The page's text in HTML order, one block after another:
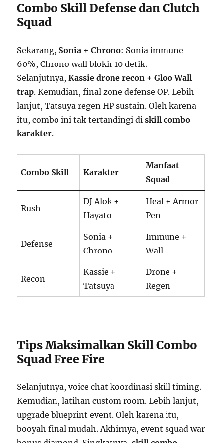
Combo Skill Defense dan Clutch
Squad
Sekarang, Sonia + Chrono: Sonia immune
60%, Chrono wall blokir 10 detik.
Selanjutnya,Kassie drone recon + Gloo Wall
trap. Kemudian, final zone defense OP. Lebih
lanjut, Tatsuya regen HP sustain. Oleh karena
itu, combo ini tak tertandingi diskill combo
karakter.
Combo Skill Karakter
Manfaat
Squad
Rush
DJ Alok +
Hayato
Heal + Armor
Pen
Defense
Sonia +
Chrono
Immune +
Wall
Recon
Kassie +
Tatsuya
Drone +
Regen
Tips Maksimalkan Skill Combo
Squad Free Fire
Selanjutnya, voice chat koordinasi skill timing.
Kemudian, latihan custom room. Lebih lanjut,
upgrade blueprint event. Oleh karena itu,
booyah final mudah. Akhirnya, event squad war